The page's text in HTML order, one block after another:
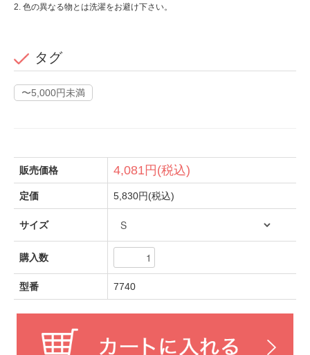
2. 色の異なる物とは洗濯をお避け下さい。
タグ
〜5,000円未満
販売価格 4,081円(税込)
定価 5,830円(税込)
サイズ
購入数
型番 7740